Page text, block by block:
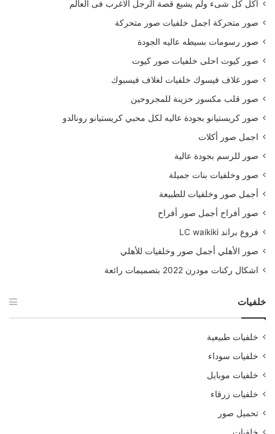
أكل كل شىء ولم يشبع قصة الرجل الاغرب فى العالم
صور متحركة اجمل خلفيات صور متحركة
صور رسومات بسيطه عاليه الجودة
صور كيوت احلى خلفيات صور كيوت
صور غلاف فيسوك خلفيات لغلاف فيسبوك
صور قلب مكسور حزينة للمجروحين
صور كريستيانو بجودة عاليه لكل محبي كريستيانو رونالدو
اجمل صور أكلات
صور للرسم بجودة عالية
صور وخلفيات بنات جميلة
أجمل صور وخلفيات للطبيعة
صور أفراح أجمل صور أفراح
فروع براند LC waikiki
صور الأهلي أجمل صور وخلفيات للأهلي
اشكال ركنات مودرن 2022 بتصميمات رائعة
خلفيات
خلفيات طبيعية
خلفيات سوداء
خلفيات موبايل
خلفيات زرقاء
تحميل صور